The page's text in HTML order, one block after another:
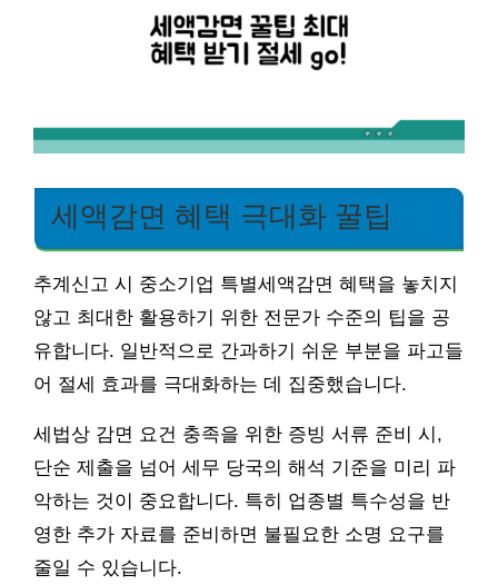
세액감면 혜택 극대화 꿀팁
추계신고 시 중소기업 특별세액감면 혜택을 놓치지
않고 최대한 활용하기 위한 전문가 수준의 팁을 공
유합니다. 일반적으로 간과하기 쉬운 부분을 파고들
어 절세 효과를 극대화하는 데 집중했습니다.
세법상 감면 요건 충족을 위한 증빙 서류 준비 시,
단순 제출을 넘어 세무 당국의 해석 기준을 미리 파
악하는 것이 중요합니다. 특히 업종별 특수성을 반
영한 추가 자료를 준비하면 불필요한 소명 요구를
줄일 수 있습니다.